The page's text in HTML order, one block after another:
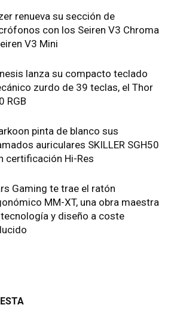
renueva su sección de
con los Seiren V3 Chroma
V3 Mini
lanza su compacto teclado
zurdo de 39 teclas, el Thor
RGB
pinta de blanco sus
auriculares SKILLER SGH50
certificación Hi-Res
Gaming te trae el ratón
MM-XT, una obra maestra
y diseño a coste